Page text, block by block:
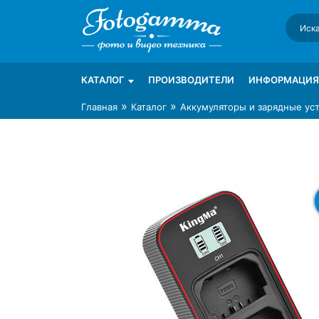
Интернет-магазин фототехники Foto-
Магазин фотоаксессуаров foto-gamma.ru
КАТАЛОГ ПРОИЗВОДИТЕЛИ ИНФОРМАЦИЯ
Главная » Каталог » Аккумуляторы и зарядные